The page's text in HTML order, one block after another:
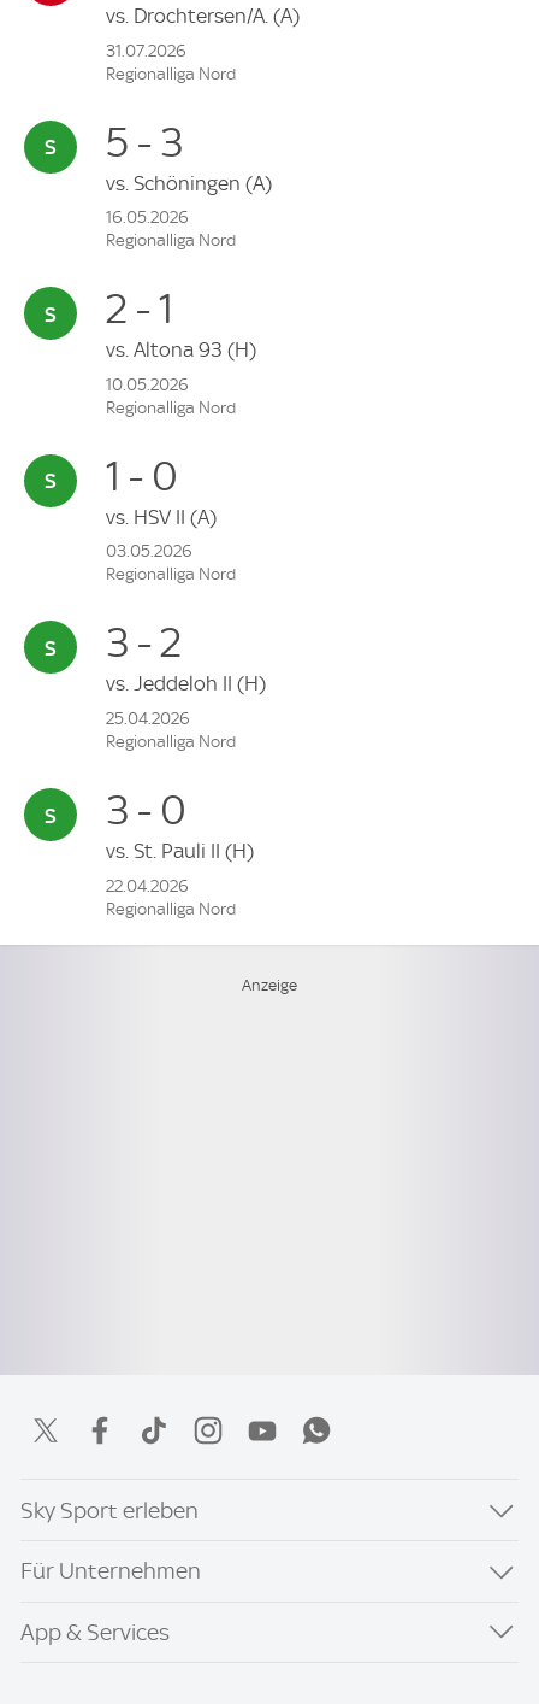
vs. Drochtersen/A. (A)
31.07.2026
Regionalliga Nord
5 - 3
vs. Schöningen (A)
16.05.2026
Regionalliga Nord
2 - 1
vs. Altona 93 (H)
10.05.2026
Regionalliga Nord
1 - 0
vs. HSV II (A)
03.05.2026
Regionalliga Nord
3 - 2
vs. Jeddeloh II (H)
25.04.2026
Regionalliga Nord
3 - 0
vs. St. Pauli II (H)
22.04.2026
Regionalliga Nord
Sky Sport erleben
Für Unternehmen
App & Services